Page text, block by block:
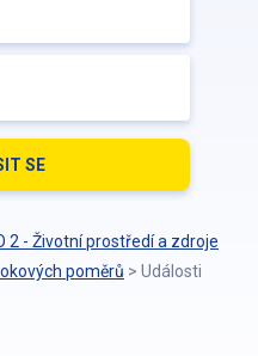
2 - Životní prostředí a zdroje
poměrů > Události